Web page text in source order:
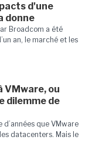
d'une
donne
Broadcom a été
an, le marché et les
VMware, ou
dilemme de
que VMware
datacenters. Mais le